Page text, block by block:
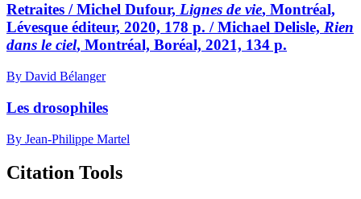
Retraites / Michel Dufour, Lignes de vie, Montréal,
Lévesque éditeur, 2020, 178 p. / Michael Delisle, Rien
dans le ciel, Montréal, Boréal, 2021, 134 p.
By David Bélanger
Les drosophiles
By Jean-Philippe Martel
Citation Tools